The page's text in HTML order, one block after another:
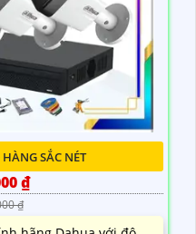
SẮC NÉT
₫
₫